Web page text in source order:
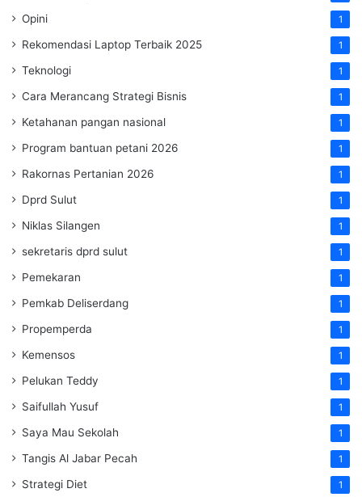
Opini 1
Rekomendasi Laptop Terbaik 2025 1
Teknologi 1
Cara Merancang Strategi Bisnis 1
Ketahanan pangan nasional 1
Program bantuan petani 2026 1
Rakornas Pertanian 2026 1
Dprd Sulut 1
Niklas Silangen 1
sekretaris dprd sulut 1
Pemekaran 1
Pemkab Deliserdang 1
Propemperda 1
Kemensos 1
Pelukan Teddy 1
Saifullah Yusuf 1
Saya Mau Sekolah 1
Tangis Al Jabar Pecah 1
Strategi Diet 1